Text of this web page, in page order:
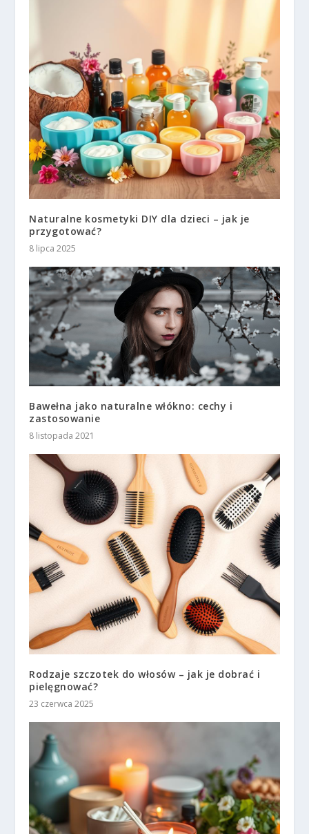
Naturalne kosmetyki DIY dla dzieci – jak je
przygotować?
8 lipca 2025
Bawełna jako naturalne włókno: cechy i
zastosowanie
8 listopada 2021
Rodzaje szczotek do włosów – jak je dobrać i
pielęgnować?
23 czerwca 2025